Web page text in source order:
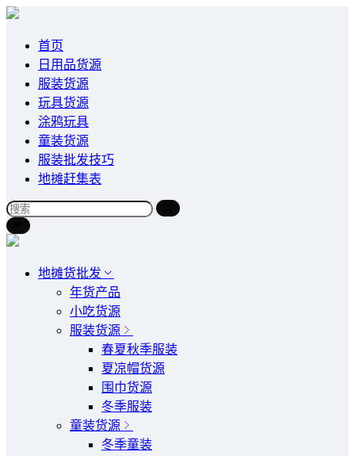
首页
日用品货源
服装货源
玩具货源
涂鸦玩具
童装货源
服装批发技巧
地摊赶集表
地摊货批发
年货产品
小吃货源
服装货源
春夏秋季服装
夏凉帽货源
围巾货源
冬季服装
童装货源
冬季童装